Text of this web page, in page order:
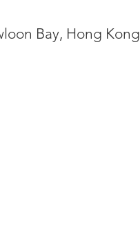
Bay, Hong Kong